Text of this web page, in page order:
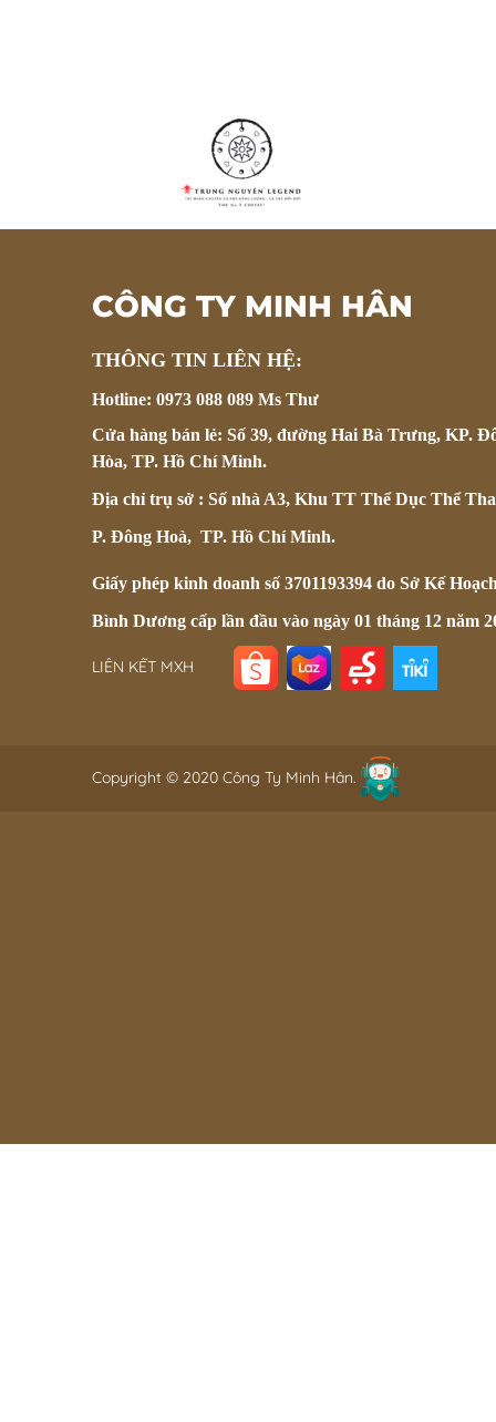
CÔNG TY MINH HÂN
THÔNG TIN LIÊN HỆ:
Hotline: 0973 088 089 Ms Thư
Cửa hàng bán lẻ: Số 39, đường Hai Bà Trưng, KP.
Hòa, TP. Hồ Chí Minh.
Địa chỉ trụ sở : Số nhà A3, Khu TT Thể Dục Thể
P. Đông Hoà, TP. Hồ Chí Minh.
Giấy phép kinh doanh số 3701193394 do Sở Kế
Bình Dương cấp lần đầu vào ngày 01 tháng 12 năm
LIÊN KẾT MXH
Copyright © 2020 Công Ty Minh Hân.